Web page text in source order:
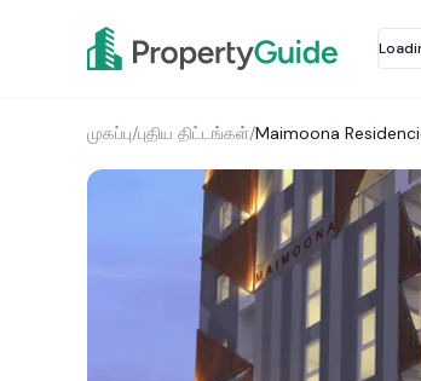
முகப்பு/புதிய திட்டங்கள்/Maimoona